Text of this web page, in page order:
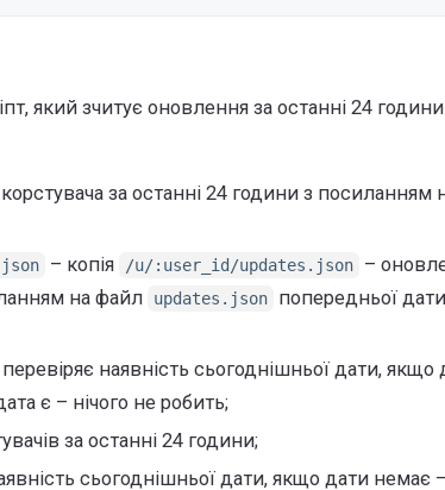
який зчитує оновлення за останні 24
за останні 24 години з посиланням
– копія /u/:user_id/updates.json
–
на файл
updates.json
попередньої
наявність сьогоднішньої дати, якщо
є – нічого не робить;
за останні 24 години;
сьогоднішньої дати, якщо дати немає